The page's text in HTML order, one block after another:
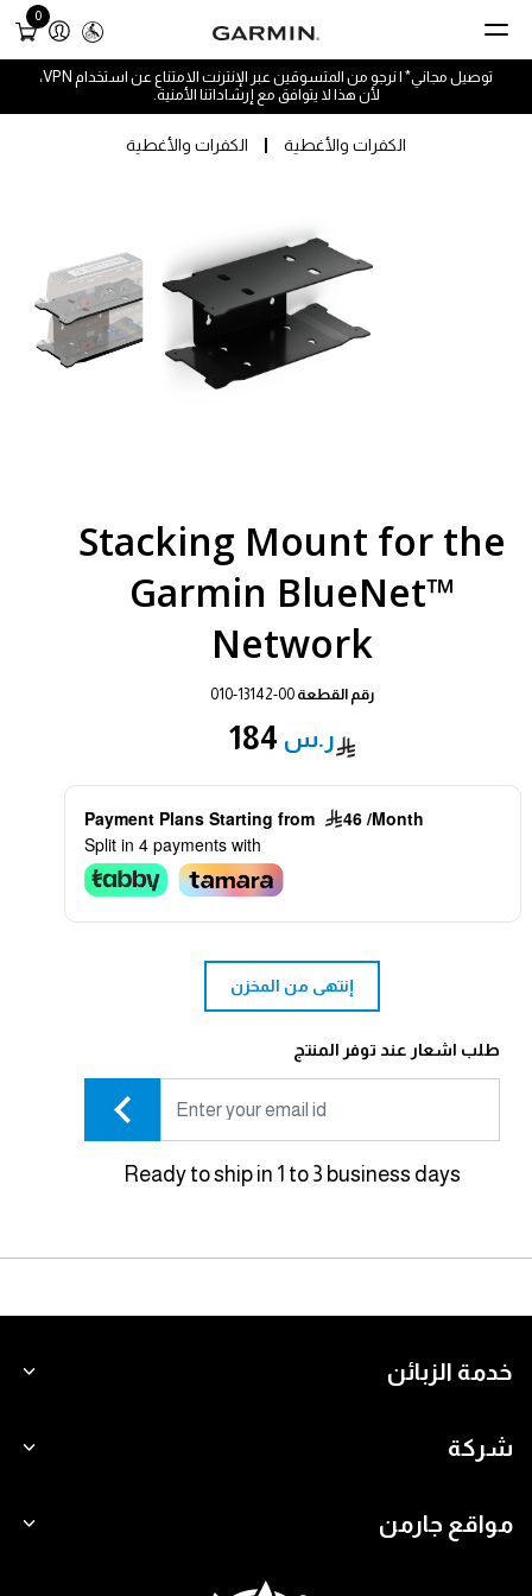
0
توصيل مجاني* | نرجو من المتسوقين عبر الإنترنت الامتناع عن استخدام VPN،
لأن هذا لا يتوافق مع إرشاداتنا الأمنية.
الكفرات والأغطية الكفرات والأغطية
Stacking Mount for the
Garmin BlueNet™
Network
رقم القطعة 010-13142-00
184
Payment Plans Starting from
46 /Month
Split in 4 payments with
إنتهى من المخزن
طلب اشعار عند توفر المنتج
Ready to ship in 1 to 3 business days
خدمة الزبائن
شركة
مواقع جارمن